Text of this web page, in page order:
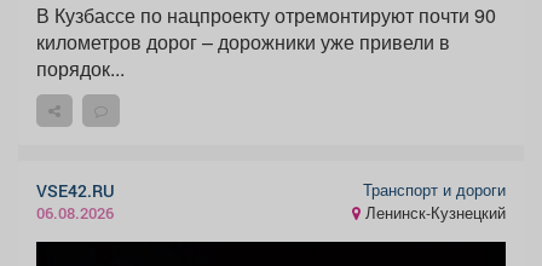
В Кузбассе по нацпроекту отремонтируют почти 90
километров дорог – дорожники уже привели в
порядок...
VSE42.RU
06.08.2026
Транспорт и дороги
Ленинск-Кузнецкий